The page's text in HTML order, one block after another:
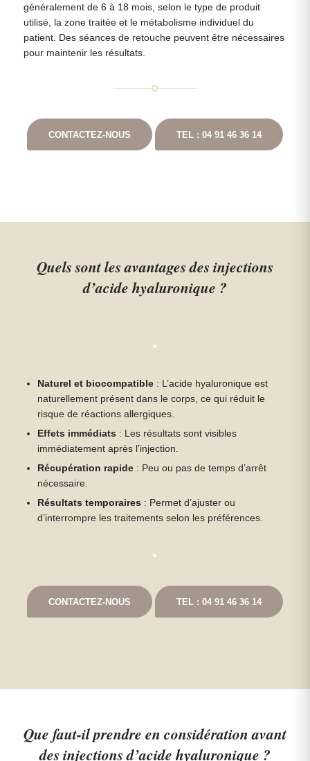
généralement de 6 à 18 mois, selon le type de produit
utilisé, la zone traitée et le métabolisme individuel du
patient. Des séances de retouche peuvent être nécessaires
pour maintenir les résultats.
CONTACTEZ-NOUS TEL : 04 91 46 36 14
Quels sont les avantages des injections
d’acide hyaluronique ?
Naturel et biocompatible : L’acide hyaluronique est
naturellement présent dans le corps, ce qui réduit le
risque de réactions allergiques.
Effets immédiats : Les résultats sont visibles
immédiatement après l’injection.
Récupération rapide : Peu ou pas de temps d’arrêt
nécessaire.
Résultats temporaires : Permet d’ajuster ou
d’interrompre les traitements selon les préférences.
CONTACTEZ-NOUS TEL : 04 91 46 36 14
Que faut-il prendre en considération avant
des injections d’acide hyaluronique ?